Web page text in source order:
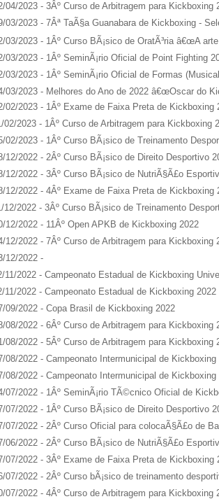
04/2023 - 3Âº Curso de Arbitragem para Kickboxing
03/2023 - 7Âª TaÃ§a Guanabara de Kickboxing -
03/2023 - 1Âº Curso BÃ¡sico de OratÃ³ria â€œA
03/2023 - 1Âº SeminÃ¡rio Oficial de Point Fighting
03/2023 - 1Âº SeminÃ¡rio Oficial de Formas
03/2023 - Melhores do Ano de 2022 â€œOscar do
02/2023 - 1Âº Exame de Faixa Preta de Kickboxing
02/2023 - 1Âº Curso de Arbitragem para Kickboxing
02/2023 - 1Âº Curso BÃ¡sico de Treinamento
12/2022 - 2Âº Curso BÃ¡sico de Direito Desportivo
12/2022 - 3Âº Curso BÃ¡sico de NutriÃ§Ã£o
12/2022 - 4Âº Exame de Faixa Preta de Kickboxing
12/2022 - 3Âº Curso BÃ¡sico de Treinamento
12/2022 - 11Âº Open APKB de Kickboxing 2022
12/2022 - 7Âº Curso de Arbitragem para Kickboxing
12/2022 -
11/2022 - Campeonato Estadual de Kickboxing
11/2022 - Campeonato Estadual de Kickboxing 2022
09/2022 - Copa Brasil de Kickboxing 2022
08/2022 - 6Âº Curso de Arbitragem para Kickboxing
08/2022 - 5Âº Curso de Arbitragem para Kickboxing
08/2022 - Campeonato Intermunicipal de
08/2022 - Campeonato Intermunicipal de Kickboxing
07/2022 - 1Âº SeminÃ¡rio TÃ©cnico Oficial de
07/2022 - 1Âº Curso BÃ¡sico de Direito Desportivo
07/2022 - 2Âº Curso Oficial para colocaÃ§Ã£o de
06/2022 - 2Âº Curso BÃ¡sico de NutriÃ§Ã£o
07/2022 - 3Âº Exame de Faixa Preta de Kickboxing
07/2022 - 2Âº Curso bÃ¡sico de treinamento
07/2022 - 4Âº Curso de Arbitragem para Kickboxing